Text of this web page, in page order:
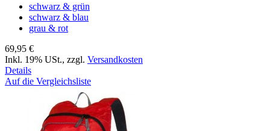
schwarz & grün
schwarz & blau
grau & rot
69,95 €
Inkl. 19% USt., zzgl. Versandkosten
Details
Auf die Vergleichsliste